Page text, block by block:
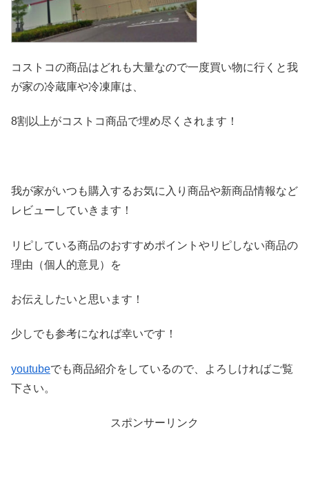
コストコの商品はどれも大量なので一度買い物に行くと我
が家の冷蔵庫や冷凍庫は、
8割以上がコストコ商品で埋め尽くされます！
我が家がいつも購入するお気に入り商品や新商品情報など
レビ ューしていきます！
リピしている商品のおすすめポイントやリピしない商品の
理由（個人的意見）を
お伝えしたいと思います！
少しでも参考になれば幸いです！
youtubeでも商品紹介をしているので、よろしければご覧
下さい。
スポンサーリンク